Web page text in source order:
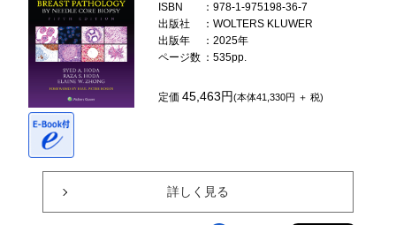
ISBN
：978-1-975198-36-7
出版社
：WOLTERS KLUWER
出版年
：2025年
ページ数 ：535pp.
定価45,463円(本体41,330円 ＋ 税)
詳しく見る